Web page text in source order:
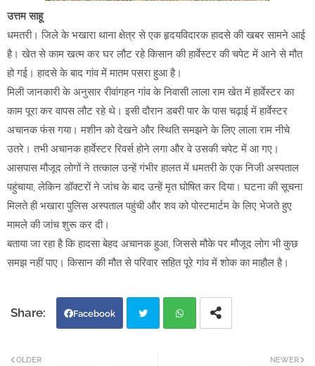
उत्तम साहू
धमतरी। जिले के भखारा थाना क्षेत्र से एक हृदयविदारक हादसे की खबर सामने आई
है। खेत से काम खत्म कर घर लौट रहे किसान की हार्वेस्टर की चपेट में आने से मौत
हो गई। हादसे के बाद गांव में मातम पसरा हुआ है।
मिली जानकारी के अनुसार रीवांगहन गांव के निवासी लाला राम खेत में हार्वेस्टर का
काम पूरा कर वापस लौट रहे थे। इसी दौरान डबरी पार के पास चढ़ाई में हार्वेस्टर
अचानक फंस गया। मशीन को देखने और स्थिति समझने के लिए लाला राम नीचे
उतरे। तभी अचानक हार्वेस्टर रिवर्स होने लगा और वे उसकी चपेट में आ गए।
आसपास मौजूद लोगों ने तत्काल उन्हें गंभीर हालत में धमतरी के एक निजी अस्पताल
पहुंचाया, लेकिन डॉक्टरों ने जांच के बाद उन्हें मृत घोषित कर दिया। घटना की सूचना
मिलते ही भखारा पुलिस अस्पताल पहुंची और शव को पोस्टमार्टम के लिए भेजते हुए
मामले की जांच शुरू कर दी।
बताया जा रहा है कि हादसा बेहद अचानक हुआ, जिससे मौके पर मौजूद लोग भी कुछ
समझ नहीं पाए। किसान की मौत से परिवार सहित पूरे गांव में शोक का माहौल है।
Facebook
NEWER
OLDER